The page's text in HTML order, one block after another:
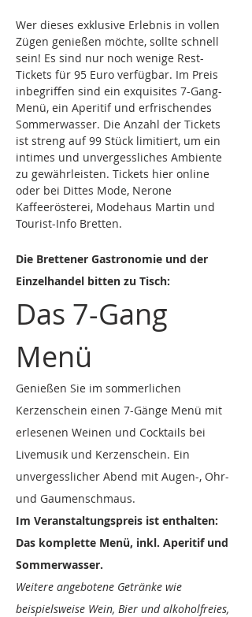
Wer dieses exklusive Erlebnis in vollen
Zügen genießen möchte, sollte schnell
sein! Es sind nur noch wenige Rest-
Tickets für 95 Euro verfügbar. Im Preis
inbegriffen sind ein exquisites 7-Gang-
Menü, ein Aperitif und erfrischendes
Sommerwasser. Die Anzahl der Tickets
ist streng auf 99 Stück limitiert, um ein
intimes und unvergessliches Ambiente
zu gewährleisten. Tickets hier online
oder bei Dittes Mode, Nerone
Kaffeerösterei, Modehaus Martin und
Tourist-Info Bretten.
Die Brettener Gastronomie und der
Einzelhandel bitten zu Tisch:
Das 7-Gang
Menü
Genießen Sie im sommerlichen
Kerzenschein einen 7-Gänge Menü mit
erlesenen Weinen und Cocktails bei
Livemusik und Kerzenschein. Ein
unvergesslicher Abend mit Augen-, Ohr-
und Gaumenschmaus.
Im Veranstaltungspreis ist enthalten:
Das komplette Menü, inkl. Aperitif und
Sommerwasser.
Weitere angebotene Getränke wie
beispielsweise Wein, Bier und alkoholfreies,